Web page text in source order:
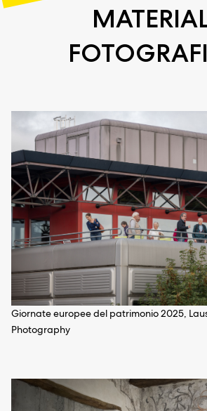
Giornate europee del patrimonio 2025,
Photography